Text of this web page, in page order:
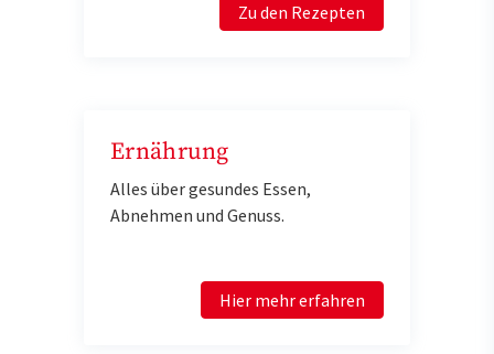
Zu den Rezepten
Ernährung
Alles über gesundes Essen,
Abnehmen und Genuss.
Hier mehr erfahren